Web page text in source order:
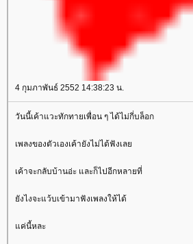
4 กุมภาพันธ์ 2552 14:38:23 น.
วันนี้เค้าแวะทักทายเพื่อน ๆ ได้ไม่กี่บล็อก
เพลงของตัวเองเค้ายังไม่ได้ฟังเล
เค้าจะกลับบ้านอ่ะ และก็ไปอีกหลายที่
ังไงจะแว้บเข้ามาฟังเพลงให้ได้
ค่นี้หละ